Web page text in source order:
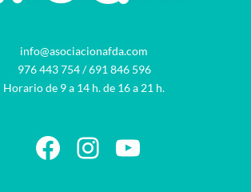
info@asociacionafda.com
976 443 754/691 846 596
Horario de 9 a 14 h. de 16 a 21 h.
Facebook
Instagram
YouTube